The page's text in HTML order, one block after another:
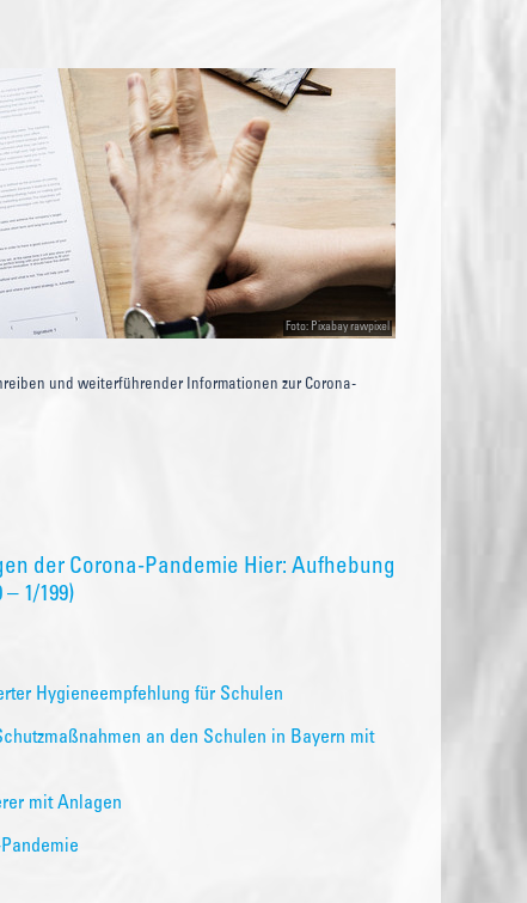
Foto: Pixabay rawpixel
und weiterführender Informationen zur Corona-
der Corona-Pandemie Hier: Aufhebung
1/199)
Hygieneempfehlung für Schulen
an den Schulen in Bayern mit
mit Anlagen